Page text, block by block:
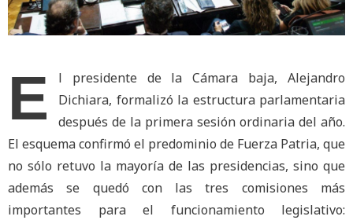
E
l presidente de la Cámara baja, Alejandro
Dichiara, formalizó la estructura parlamentaria
después de la primera sesión ordinaria del año.
El esquema confirmó el predominio de Fuerza Patria, que
no sólo retuvo la mayoría de las presidencias, sino que
además se quedó con las tres comisiones más
importantes para el funcionamiento legislativo: